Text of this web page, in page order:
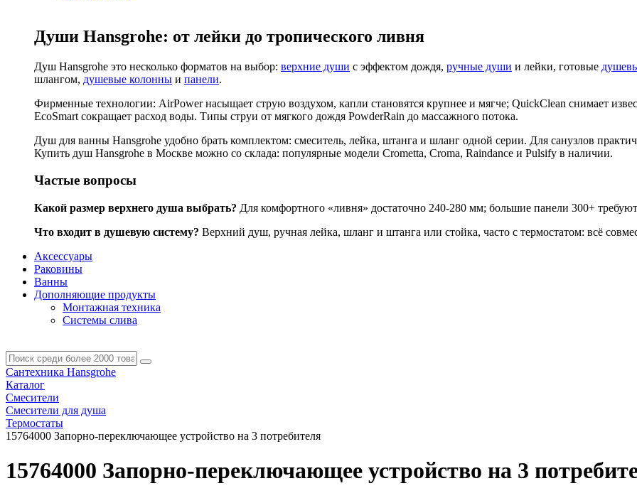
Души Hansgrohe: от лейки до тропического ливня
Душ Hansgrohe это несколько форматов на выбор: верхние души с эффектом дождя, ручные души и лейки, готовые
шлангом, душевые колонны и панели.
Фирменные технологии: AirPower насыщает струю воздухом, капли становятся крупнее и мягче; QuickClean снимает
EcoSmart сокращает расход воды. Типы струи от мягкого дождя PowderRain до массажного потока.
Душ для ванны Hansgrohe удобно брать комплектом: смеситель, лейка, штанга и шланг одной серии. Для санузлов
Купить душ Hansgrohe в Москве можно со склада: популярные модели Crometta, Croma, Raindance и Pulsify в наличии.
Частые вопросы
Какой размер верхнего душа выбрать? Для комфортного «ливня» достаточно 240-280 мм; большие панели 300+
Что входит в душевую систему? Верхний душ, ручная лейка, шланг и штанга или стойка, часто с термостатом: всё
Аксессуары
Раковины
Ванны
Дополняющие продукты
Монтажная техника
Системы слива
Сантехника Hansgrohe
Каталог
Смесители
Смесители для душа
Термостаты
15764000 Запорно-переключающее устройство на 3 потребителя
15764000 Запорно-переключающее устройство на 3